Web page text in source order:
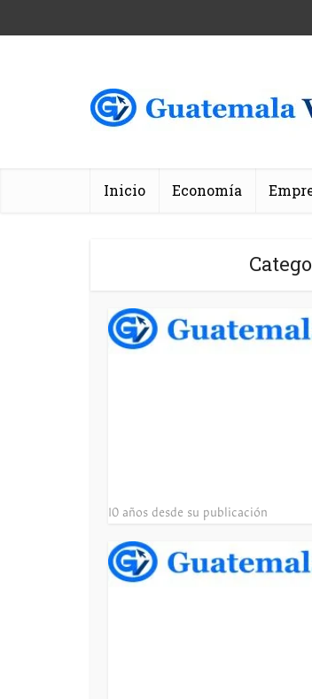
Inicio Economía
10 años desde su publicación